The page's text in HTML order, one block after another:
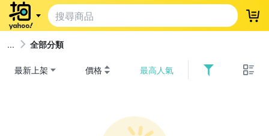
登
全部分類
最新上架 價格 最高人氣